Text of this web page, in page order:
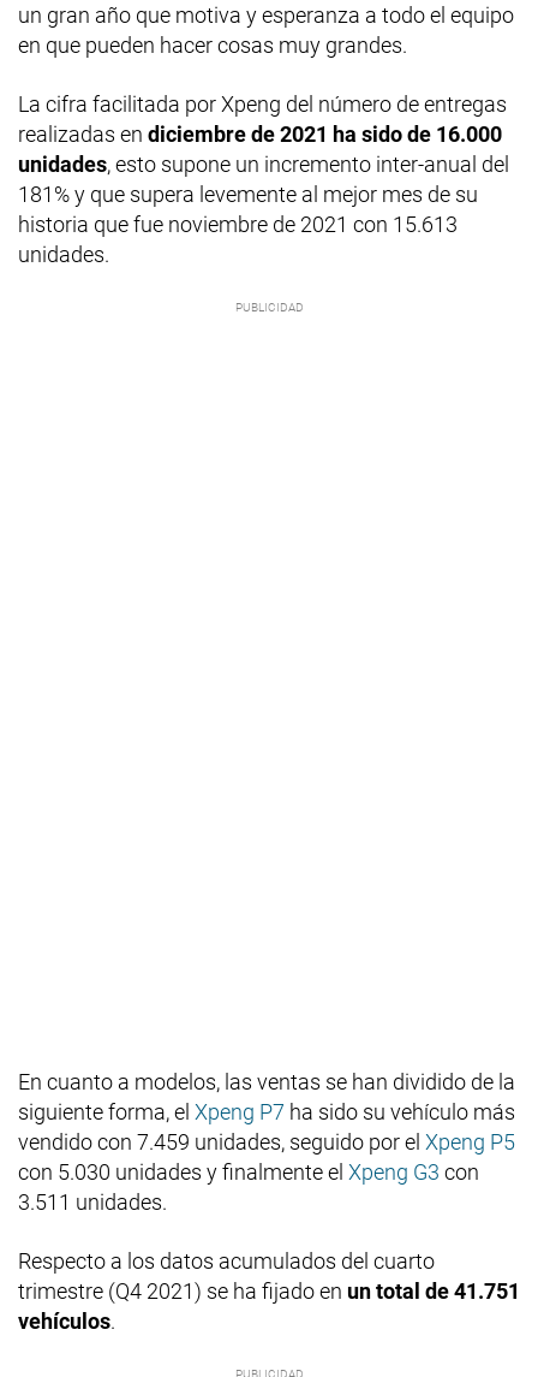
un gran año que motiva y esperanza a todo el equipo
en que pueden hacer cosas muy grandes.
La cifra facilitada por Xpeng del número de entregas
realizadas en diciembre de 2021 ha sido de 16.000
unidades, esto supone un incremento inter-anual del
181% y que supera levemente al mejor mes de su
historia que fue noviembre de 2021 con 15.613
unidades.
En cuanto a modelos, las ventas se han dividido de la
siguiente forma, el Xpeng P7 ha sido su vehículo más
vendido con 7.459 unidades, seguido por el Xpeng P5
con 5.030 unidades y finalmente el Xpeng G3 con
3.511 unidades.
Respecto a los datos acumulados del cuarto
trimestre (Q4 2021) se ha fijado en un total de 41.751
vehículos.